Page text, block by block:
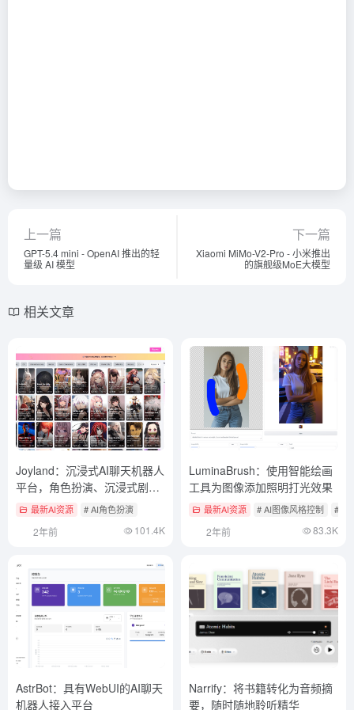
上一篇
GPT-5.4 mini - OpenAI 推出的轻
量级 AI 模型
下一篇
Xiaomi MiMo-V2-Pro - 小米推出
的旗舰级MoE大模型
相关文章
Joyland：沉浸式AI聊天机器人
平台，角色扮演、沉浸式剧
情、虚拟陪伴
最新AI资源 # AI角色扮演
2年前 101.4K
LuminaBrush：使用智能绘画
工具为图像添加照明打光效果
最新AI资源 # AI图像风格控制 # AI
2年前 83.3K
AstrBot：具有WebUI的AI聊天
机器人接入平台
Narrify：将书籍转化为音频摘
要，随时随地聆听精华